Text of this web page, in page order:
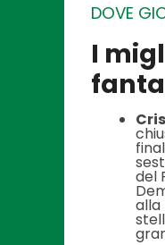
DOVE
I
del
alla